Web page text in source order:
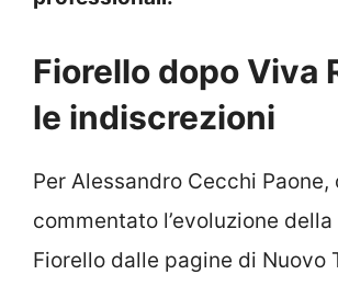
Fiorello dopo Viva
le indiscrezioni
Per Alessandro Cecchi Paone,
commentato l’evoluzione
Fiorello dalle pagine di Nuovo